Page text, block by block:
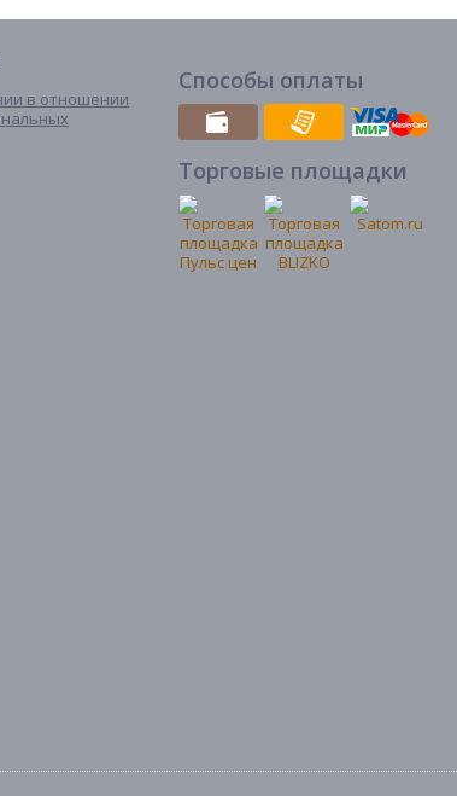
в отношении
Способы оплаты
Торговые площадки